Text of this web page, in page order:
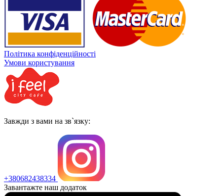
Політика конфіденційності
Умови користування
Завжди з вами на зв`язку:
+380682438334
Завантажте наш додаток